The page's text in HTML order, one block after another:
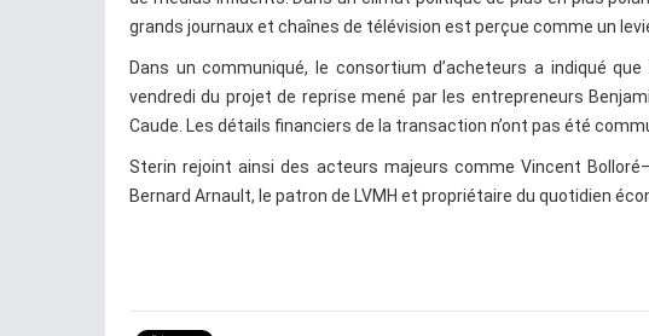
grands journaux et chaînes de télévision est perçue comme un
Dans un communiqué, le consortium d’acheteurs a indiqué
vendredi du projet de reprise mené par les entrepreneurs
Caude. Les détails financiers de la transaction n’ont pas été
Sterin rejoint ainsi des acteurs majeurs comme Vincent
Bernard Arnault, le patron de LVMH et propriétaire du quotidien